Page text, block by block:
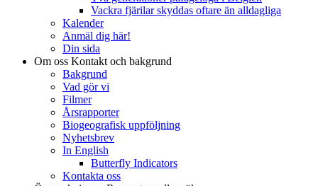
Vackra fjärilar skyddas oftare än alldagliga
Kalender
Anmäl dig här!
Din sida
Om oss Kontakt och bakgrund
Bakgrund
Vad gör vi
Filmer
Årsrapporter
Biogeografisk uppföljning
Nyhetsbrev
In English
Butterfly Indicators
Kontakta oss